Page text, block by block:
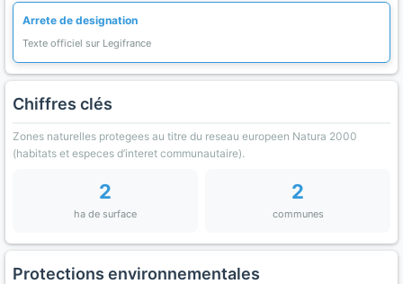
Arrete de designation
Texte officiel sur Legifrance
Chiffres clés
Zones naturelles protegees au titre du reseau europeen Natura 2000
(habitats et especes d’interet communautaire).
2
ha de surface
2
communes
Protections environnementales